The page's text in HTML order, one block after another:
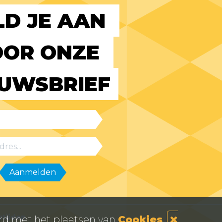
JE AAN
ONZE
met het plaatsen van Cookies.